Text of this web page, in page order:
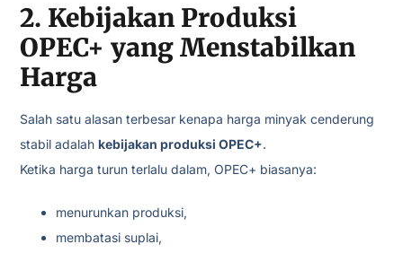
2. Kebijakan Produksi
OPEC+ yang Menstabilkan
Harga
Salah satu alasan terbesar kenapa harga minyak cenderung
stabil adalahkebijakan produksi OPEC+.
Ketika harga turun terlalu dalam, OPEC+ biasanya:
menurunkan produksi,
membatasi suplai,